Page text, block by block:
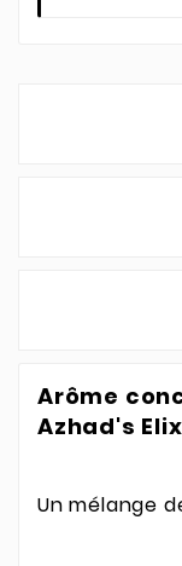
Arôme
Azhad's
Un mélange